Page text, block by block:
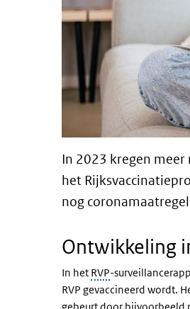
In 2023 kregen
het
nog
Ontwikkeling
In het RVP-
RVP gevaccineerd wordt.